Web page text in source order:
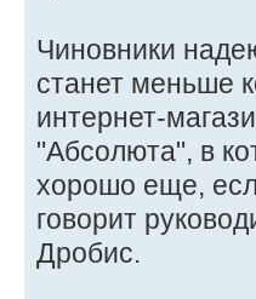
Чиновники
станет меньше
интернет-
"Абсолюта", в
хорошо еще,
говорит
Дробис.